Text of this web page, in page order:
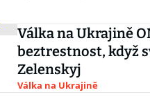
Válka na Ukrajině
beztrestnost, když
Zelenskyj
Válka na Ukrajině